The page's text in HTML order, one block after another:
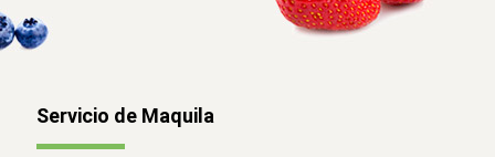
Servicio de Maquila